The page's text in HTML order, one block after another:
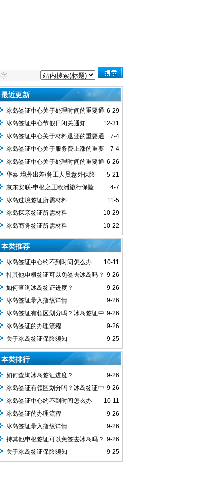
最近更新
6-29
冰岛签证中心关于处理时间的重要通
知
12-31
冰岛签证中心节假日闭关通知
7-4
冰岛签证中心关于材料退还的重要通
知
7-4
冰岛签证中心关于服务费上涨的重要
通知
6-26
冰岛签证中心关于处理时间的重要通
知
5-21
华泰-境外出差/务工人员意外保险
4-7
京东安联-申根之王欧洲旅行保险
11-5
冰岛过境签证所需材料
10-29
冰岛探亲签证所需材料
10-22
冰岛商务签证所需材料
本类推荐
10-11
冰岛签证中心约不到时间怎么办
9-26
持其他申根签证可以免签去冰岛吗？
9-26
如何查询冰岛签证进度？
9-26
冰岛签证录入指纹详情
9-26
冰岛签证有领区划分吗？冰岛签证中
心地址及电话统计！
9-26
冰岛签证的办理流程
9-25
关于冰岛签证保险须知
本类排行
9-26
如何查询冰岛签证进度？
9-26
冰岛签证有领区划分吗？冰岛签证中
心地址及电话统计！
10-11
冰岛签证中心约不到时间怎么办
9-26
冰岛签证的办理流程
9-26
冰岛签证录入指纹详情
9-26
持其他申根签证可以免签去冰岛吗？
9-25
关于冰岛签证保险须知